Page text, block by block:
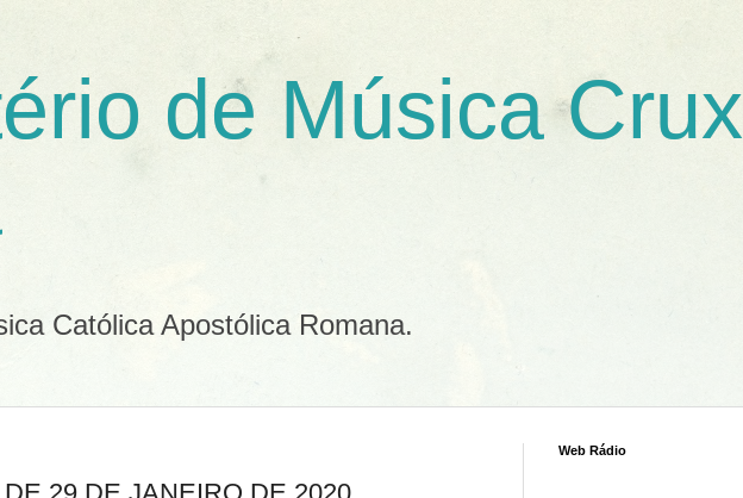
de Música Crux
Católica Apostólica Romana.
29 DE JANEIRO DE 2020
Web Rádio